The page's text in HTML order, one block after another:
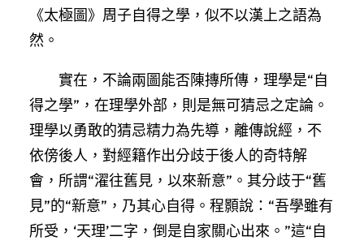
《太極圖》周子自得之學，似不以漢上之語為
然。
實在，不論兩圖能否陳摶所傳，理學是“自
得之學”，在理學外部，則是無可猜忌之定論。
理學以勇敢的猜忌精力為先導，離傳說經，不
依傍後人，對經籍作出分歧于後人的奇特解
會，所謂“濯往舊見，以來新意”。其分歧于“舊
見”的“新意”，乃其心自得。程顥說：“吾學雖有
所受，‘天理’二字，倒是自家關心出來。”這“自